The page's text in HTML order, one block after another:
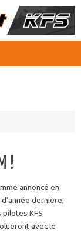
!
annoncé en
dernière,
pilotes KFS
avec le